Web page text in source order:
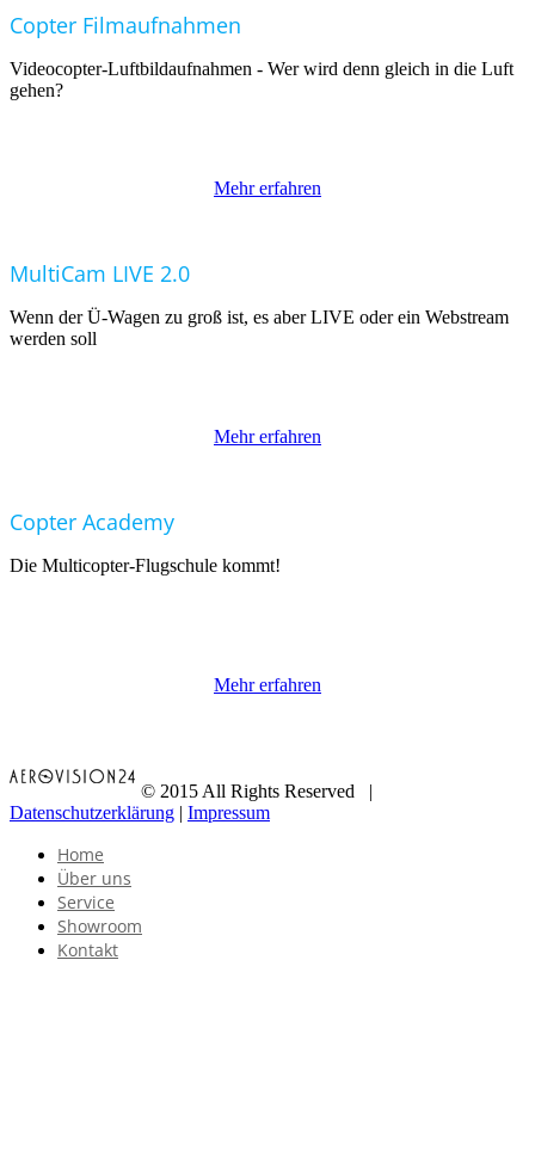
Copter Filmaufnahmen
Videocopter-Luftbildaufnahmen - Wer wird denn gleich in die Luft
gehen?
Mehr erfahren
MultiCam LIVE 2.0
Wenn der Ü-Wagen zu groß ist, es aber LIVE oder ein Webstream
werden soll
Mehr erfahren
Copter Academy
Die Multicopter-Flugschule kommt!
Mehr erfahren
© 2015 All Rights Reserved |
Datenschutzerklärung | Impressum
Home
Über uns
Service
Showroom
Kontakt